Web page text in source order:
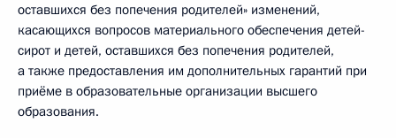
оставшихся без попечения родителей» изменений,
касающихся вопросов материального обеспечения детей-
сирот и детей, оставшихся без попечения родителей,
а также предоставления им дополнительных гарантий при
приёме в образовательные организации высшего
образования.